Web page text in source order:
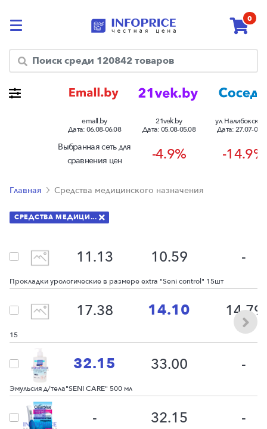
0
emall.by
Дата:06.08-06.08
21vek.by
Дата:05.08-05.08
ул.
Дата:27.07-
Выбранная сеть для
сравнения цен
-4.9% -14.9%
Посмотреть разницу цен в торговых сетях в %
Главная Средства медицинского назначения
СРЕДСТВА МЕДИЦИ...
Прокладки урологические в размере extra "Seni control" 15шт
Вкладыши спец. для мужчин "Seni man" extra level 3 экстра уровень 3
15
Эмульсия д/тела"SENI CARE" 500 мл
11.13
17.38
32.15
-
10.59
14.10
33.00
32.15
-
14.79
-
-